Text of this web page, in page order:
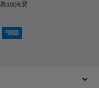
100%安